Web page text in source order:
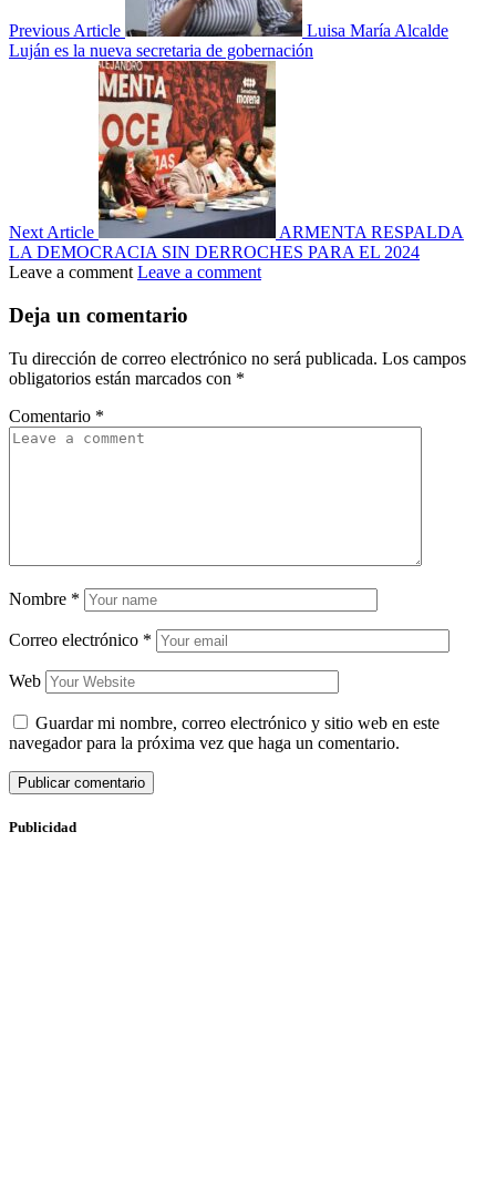
Previous Article
Luisa María Alcalde
Luján es la nueva secretaria de gobernación
Next Article
ARMENTA RESPALDA
LA DEMOCRACIA SIN DERROCHES PARA EL 2024
Leave a comment Leave a comment
Deja un comentario
Tu dirección de correo electrónico no será publicada. Los campos
obligatorios están marcados con *
Comentario *
Nombre *
Correo electrónico *
Web
Guardar mi nombre, correo electrónico y sitio web en este
navegador para la próxima vez que haga un comentario.
Publicidad